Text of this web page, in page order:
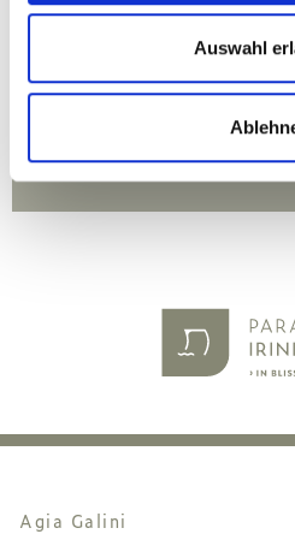
Auswahl
Agia Galini